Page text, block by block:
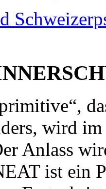
wird
Anlass
ist ein